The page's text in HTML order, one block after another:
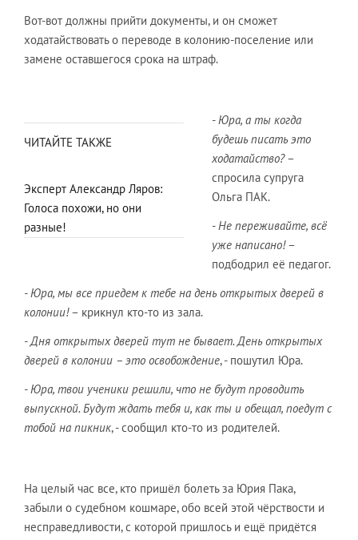
Вот-вот должны прийти документы, и он сможет
ходатайствовать о переводе в колонию-поселение или
замене оставшегося срока на штраф.
ЧИТАЙТЕ ТАКЖЕ
Эксперт Александр Ляров:
Голоса похожи, но они
разные!
- Юра, а ты когда
будешь писать это
ходатайство?–
спросила супруга
Ольга ПАК.
- Не переживайте, всё
уже написано!–
подбодрил её педагог.
- Юра, мы все приедем к тебе на день открытых дверей в
колонии!– крикнул кто-то из зала.
- Дня открытых дверей тут не бывает. День открытых
дверей в колонии – это освобождение, - пошутил Юра.
- Юра, твои ученики решили, что не будут проводить
выпускной. Будут ждать тебя и, как ты и обещал, поедут с
тобой на пикник, - сообщил кто-то из родителей.
На целый час все, кто пришёл болеть за Юрия Пака,
забыли о судебном кошмаре, обо всей этой чёрствости и
несправедливости, с которой пришлось и ещё придётся